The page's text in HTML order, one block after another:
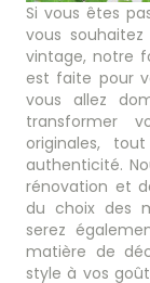
Si vous êtes
vous
vintage, notre
est faite pour
vous allez
transformer
originales,
authenticité.
rénovation et
du choix des
serez
matière de
style à vos